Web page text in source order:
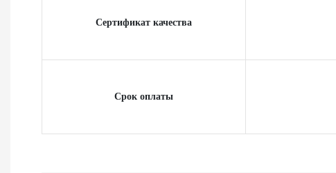
Сертификат качества
Срок оплаты